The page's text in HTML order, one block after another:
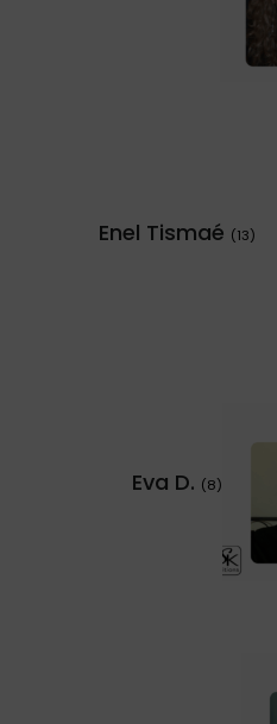
Enel Tismaé (13)
Eva D. (8)